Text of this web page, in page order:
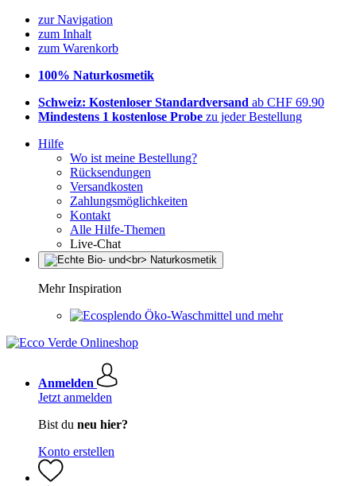
zur Navigation
zum Inhalt
zum Warenkorb
100% Naturkosmetik
Schweiz: Kostenloser Standardversand ab CHF 69.90
Mindestens 1 kostenlose Probe zu jeder Bestellung
Hilfe
Wo ist meine Bestellung?
Rücksendungen
Versandkosten
Zahlungsmöglichkeiten
Kontakt
Alle Hilfe-Themen
Live-Chat
Mehr Inspiration
Öko-Waschmittel und mehr
Anmelden
Jetzt anmelden
Bist du neu hier?
Konto erstellen